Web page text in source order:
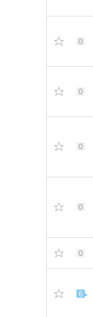
0
0
0
0
0
6